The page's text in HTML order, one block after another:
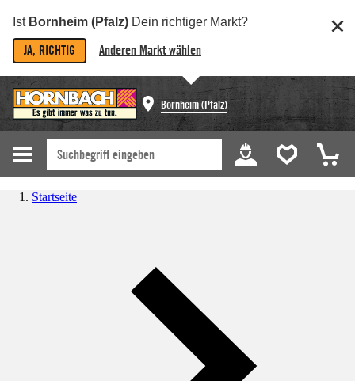
Ist Bornheim (Pfalz) Dein richtiger Markt?
JA, RICHTIG Anderen Markt wählen
Bornheim (Pfalz)
Startseite